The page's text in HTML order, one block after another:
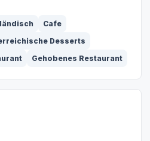
Cafe
Desserts
Gehobenes Restaurant